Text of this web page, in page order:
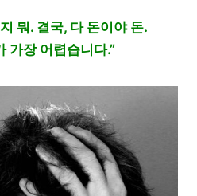
뭐. 결국, 다 돈이야 돈.
가장 어렵습니다.”